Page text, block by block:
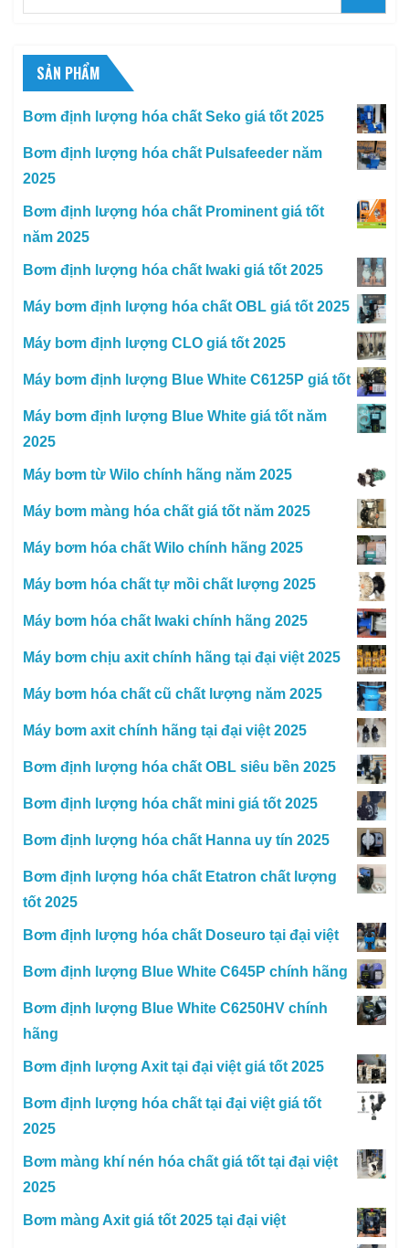
SẢN PHẨM
Bơm định lượng hóa chất Seko giá tốt 2025
Bơm định lượng hóa chất Pulsafeeder năm
2025
Bơm định lượng hóa chất Prominent giá tốt
năm 2025
Bơm định lượng hóa chất Iwaki giá tốt 2025
Máy bơm định lượng hóa chất OBL giá tốt 2025
Máy bơm định lượng CLO giá tốt 2025
Máy bơm định lượng Blue White C6125P giá tốt
Máy bơm định lượng Blue White giá tốt năm
2025
Máy bơm từ Wilo chính hãng năm 2025
Máy bơm màng hóa chất giá tốt năm 2025
Máy bơm hóa chất Wilo chính hãng 2025
Máy bơm hóa chất tự mồi chất lượng 2025
Máy bơm hóa chất Iwaki chính hãng 2025
Máy bơm chịu axit chính hãng tại đại việt 2025
Máy bơm hóa chất cũ chất lượng năm 2025
Máy bơm axit chính hãng tại đại việt 2025
Bơm định lượng hóa chất OBL siêu bền 2025
Bơm định lượng hóa chất mini giá tốt 2025
Bơm định lượng hóa chất Hanna uy tín 2025
Bơm định lượng hóa chất Etatron chất lượng
tốt 2025
Bơm định lượng hóa chất Doseuro tại đại việt
Bơm định lượng Blue White C645P chính hãng
Bơm định lượng Blue White C6250HV chính
hãng
Bơm định lượng Axit tại đại việt giá tốt 2025
Bơm định lượng hóa chất tại đại việt giá tốt
2025
Bơm màng khí nén hóa chất giá tốt tại đại việt
2025
Bơm màng Axit giá tốt 2025 tại đại việt